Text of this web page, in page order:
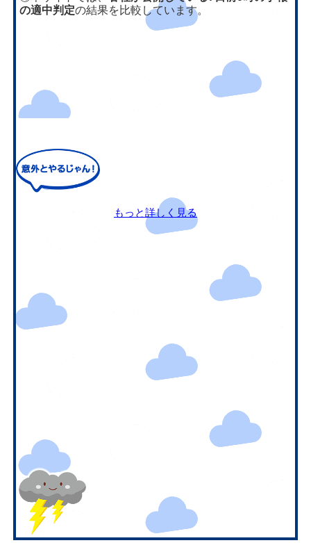
の適中判定の結果を比較しています。
もっと詳しく見る